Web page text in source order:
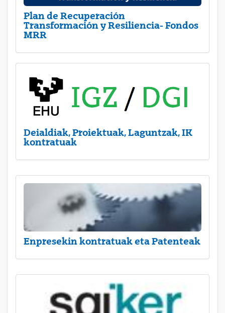
Plan de Recuperación
Transformación y Resiliencia- Fondos
MRR
Deialdiak, Proiektuak, Laguntzak, IK
kontratuak
Enpresekin kontratuak eta Patenteak